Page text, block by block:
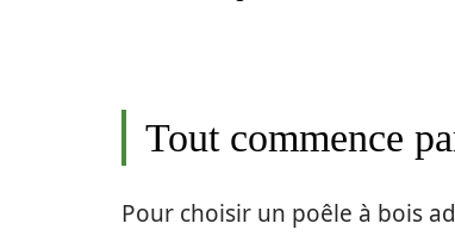
Tout commence
Pour choisir un poêle à bois